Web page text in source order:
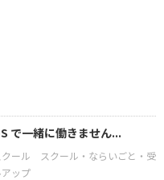
で一緒に働きません...
ール
スクール・ならいごと・受
ップ